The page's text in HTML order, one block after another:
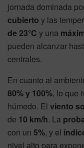
jornada dominada
cubierto y las
de 23°C y una
pueden alcanzar
centrales.
En cuanto al
80% y 100%, lo que
húmedo. El viento
de 10 km/h. La
con un 5%, y el
nivel alto para